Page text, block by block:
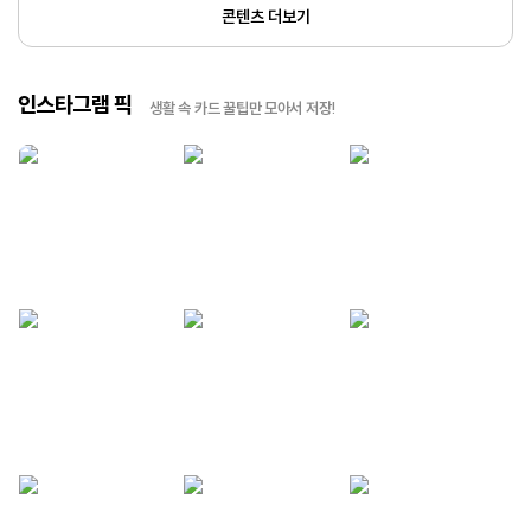
콘텐츠 더보기
인스타그램 픽 생활 속 카드 꿀팁만 모아서 저장!